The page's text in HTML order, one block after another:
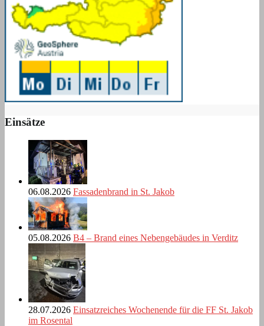
Einsätze
06.08.2026 Fassadenbrand in St. Jakob
05.08.2026 B4 – Brand eines Nebengebäudes in Verditz
28.07.2026 Einsatzreiches Wochenende für die FF St. Jakob
im Rosental